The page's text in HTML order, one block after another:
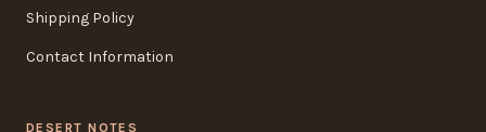
Shipping Policy
Contact Information
DESERT NOTES